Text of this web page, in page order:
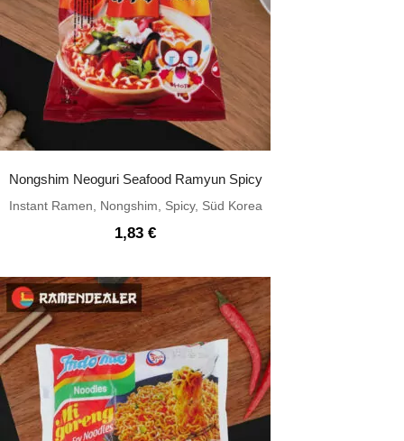
Nongshim Neoguri Seafood Ramyun Spicy
Instant Ramen Nongshim Spicy, Süd Korea
1,83 €